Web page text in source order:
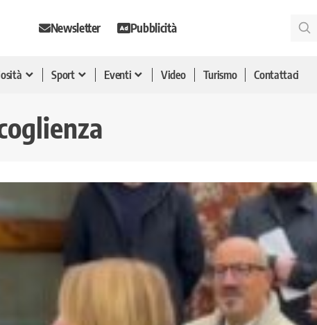
Newsletter Pubblicità
Sport Eventi Video Turismo Contattaci